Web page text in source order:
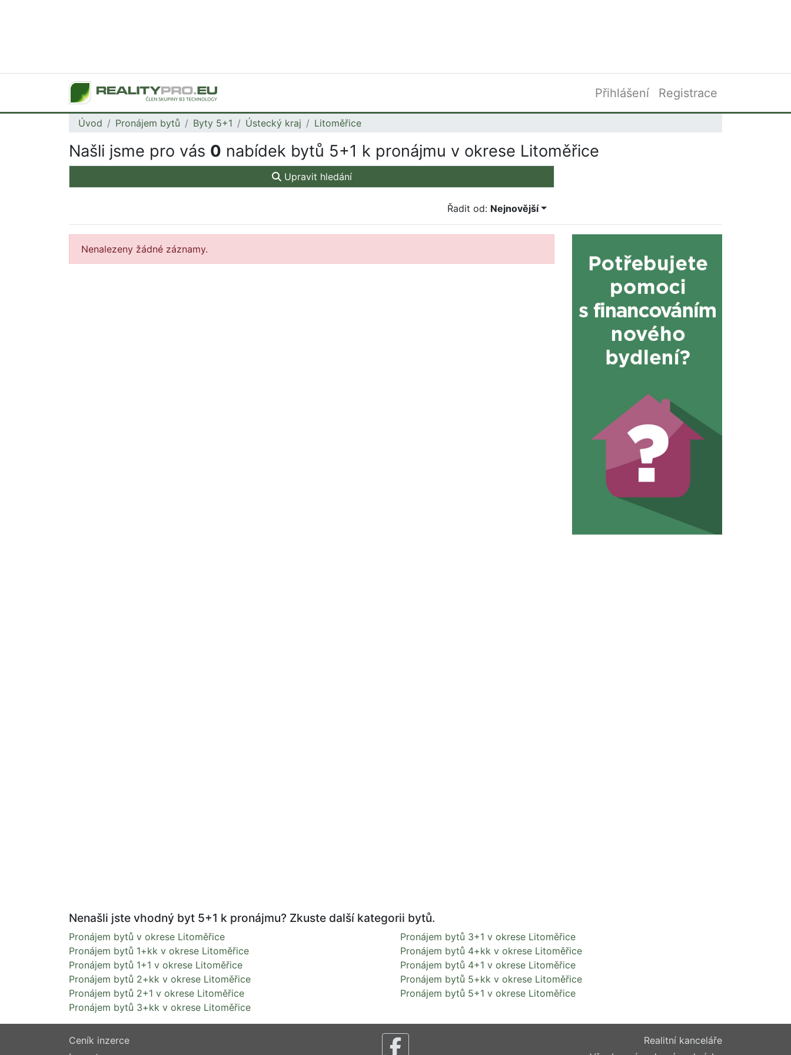
Přihlášení Registrace
Úvod Pronájem bytů Byty 5+1 Ústecký kraj Litoměřice
Našli jsme pro vás 0 nabídek bytů 5+1 k pronájmu v okrese Litoměřice
Upravit hledání
Řadit od: Nejnovější
Nenalezeny žádné záznamy.
Nenašli jste vhodný byt 5+1 k pronájmu? Zkuste další kategorii bytů.
Pronájem bytů v okrese Litoměřice
Pronájem bytů 1+kk v okrese Litoměřice
Pronájem bytů 1+1 v okrese Litoměřice
Pronájem bytů 2+kk v okrese Litoměřice
Pronájem bytů 2+1 v okrese Litoměřice
Pronájem bytů 3+kk v okrese Litoměřice
Pronájem bytů 3+1 v okrese Litoměřice
Pronájem bytů 4+kk v okrese Litoměřice
Pronájem bytů 4+1 v okrese Litoměřice
Pronájem bytů 5+kk v okrese Litoměřice
Pronájem bytů 5+1 v okrese Litoměřice
Ceník inzerce
Realitní kanceláře